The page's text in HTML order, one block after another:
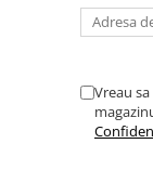
Vreau